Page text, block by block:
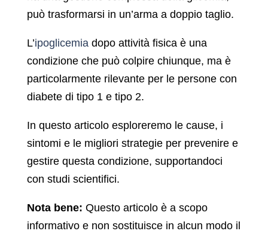
può trasformarsi in un’arma a doppio taglio.
L’ipoglicemiadopo attività fisica è una
condizione che può colpire chiunque, ma è
particolarmente rilevante per le persone con
diabete di tipo 1 e tipo 2.
In questo articolo esploreremo le cause, i
sintomi e le migliori strategie per prevenire e
gestire questa condizione, supportandoci
con studi scientifici.
Nota bene: Questo articolo è a scopo
informativo e non sostituisce in alcun modo il